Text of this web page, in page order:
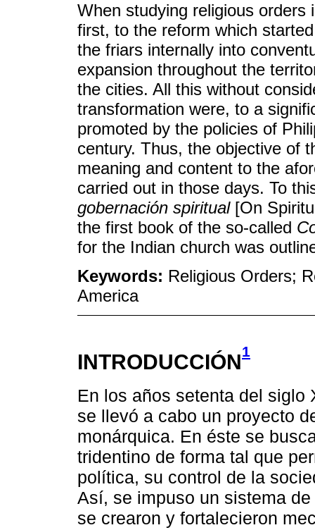
When studying religious orders
first, to the reform which
the friars internally into
expansion throughout the
the cities. All this without
transformation were, to a
promoted by the policies of
century. Thus, the objective of
meaning and content to the
carried out in those days. To
gobernación spiritual[On
the first book of the so-called
for the Indian church was
Keywords: Religious Orders;
America
INTRODUCCIÓN1
En los años setenta del siglo
se llevó a cabo un proyecto
monárquica. En éste se
tridentino de forma tal que
política, su control de la
Así, se impuso un sistema
se crearon y fortalecieron